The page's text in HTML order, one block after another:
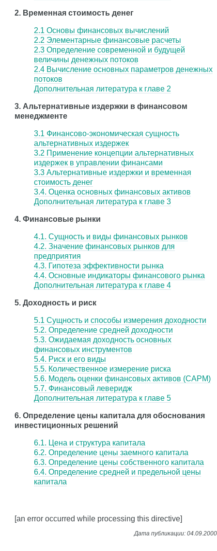
2. Временная стоимость денег
2.1 Основы финансовых вычислений
2.2 Элементарные финансовые расчеты
2.3 Определение современной и будущей
величины денежных потоков
2.4 Вычисление основных параметров денежных
потоков
Дополнительная литература к главе 2
3. Альтернативные издержки в финансовом
менеджменте
3.1 Финансово-экономическая сущность
альтернативных издержек
3.2 Применение концепции альтернативных
издержек в управлении финансами
3.3 Альтернативные издержки и временная
стоимость денег
3.4. Оценка основных финансовых активов
Дополнительная литература к главе 3
4. Финансовые рынки
4.1. Сущность и виды финансовых рынков
4.2. Значение финансовых рынков для
предприятия
4.3. Гипотеза эффективности рынка
4.4. Основные индикаторы финансового рынка
Дополнительная литература к главе 4
5. Доходность и риск
5.1 Сущность и способы измерения доходности
5.2. Определение средней доходности
5.3. Ожидаемая доходность основных
финансовых инструментов
5.4. Риск и его виды
5.5. Количественное измерение риска
5.6. Модель оценки финансовых активов (CAPM)
5.7. Финансовый леверидж
Дополнительная литература к главе 5
6. Определение цены капитала для обоснования
инвестиционных решений
6.1. Цена и структура капитала
6.2. Определение цены заемного капитала
6.3. Определение цены собственного капитала
6.4. Определение средней и предельной цены
капитала
[an error occurred while processing this directive]